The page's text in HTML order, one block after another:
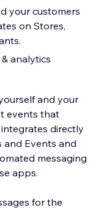
your customers
on Stores,
analytics
and your
events that
directly
and Events and
messaging
apps.
for the